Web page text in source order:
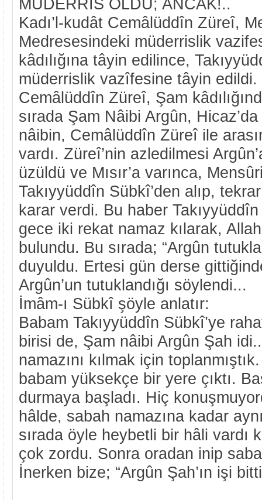
MÜDERRİS OLDU; ANCAK!..
Kadı’l-kudât Cemâlüddîn Züreî,
Medresesindeki müderrislik
kâdılığına tâyin edilince,
müderrislik vazîfesine tâyin
Cemâlüddîn Züreî, Şam
sırada Şam Nâibi Argûn,
nâibin, Cemâlüddîn Züreî ile
vardı. Züreî’nin azledilmesi
üzüldü ve Mısır’a varınca,
Takıyyüddîn Sübkî’den alıp,
karar verdi. Bu haber Takıyyüddîn
gece iki rekat namaz kılarak,
bulundu. Bu sırada; “Argûn
duyuldu. Ertesi gün derse
Argûn’un tutuklandığı söylendi...
İmâm-ı Sübkî şöyle anlatır:
Babam Takıyyüddîn Sübkî’ye
birisi de, Şam nâibi Argûn Şah
namazını kılmak için
babam yüksekçe bir yere çıktı.
durmaya başladı. Hiç
hâlde, sabah namazına kadar
sırada öyle heybetli bir hâli vardı
çok zordu. Sonra oradan inip
İnerken bize; “Argûn Şah’ın işi